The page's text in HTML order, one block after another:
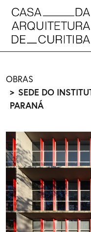
OBRAS
SEDE DO
PARANÁ